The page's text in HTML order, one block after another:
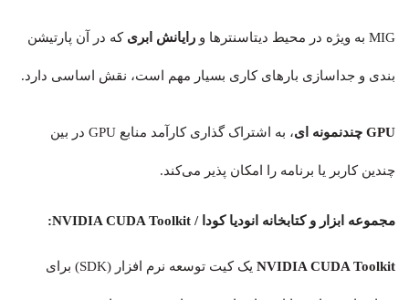
MIG به ویژه در محیط دیتاسنترها و رایانش ابری که در آن پارتیشن
بندی و جداسازی بارهای کاری بسیار مهم است، نقش اساسی دارد.
GPU چندنمونه ای ، به اشتراک گذاری کارآمد منابع GPU در بین
چندین کاربر یا برنامه را امکان پذیر می‌کند.
مجموعه ابزار و کتابخانه انودیا کودا / NVIDIA CUDA Toolkit:
NVIDIA CUDA Toolkit یک کیت توسعه نرم افزار (SDK) برای